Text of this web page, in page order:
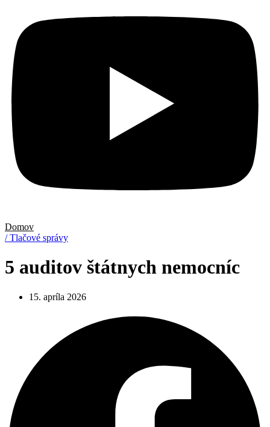
Domov
/ Tlačové správy
5 auditov štátnych nemocníc
15. apríla 2026